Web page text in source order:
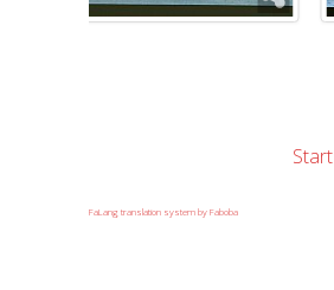
Start
FaLang translation system by Faboba